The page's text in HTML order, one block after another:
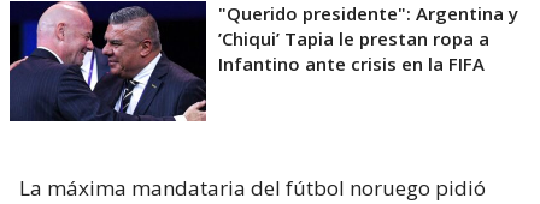
"Querido presidente": Argentina y
’Chiqui’ Tapia le prestan ropa a
Infantino ante crisis en la FIFA
La máxima mandataria del fútbol noruego pidió